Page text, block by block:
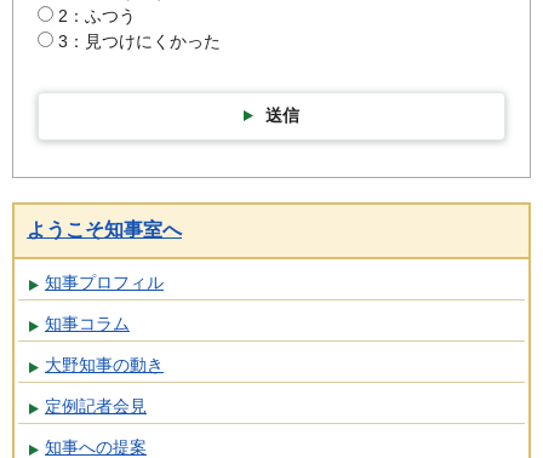
2：ふつう
3：見つけにくかった
送信
ようこそ知事室へ
知事プロフィル
知事コラム
大野知事の動き
定例記者会見
知事への提案